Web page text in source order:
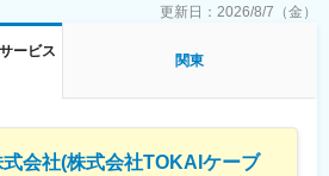
制度充実：社内に専属のカウンセラーがお
働き方など相談できる環境がございます。
。
配属先への勤務に伴う引っ越し費用に関して
更新日： 2026/8/7（金）
ービス
関東
会社(株式会社TOKAIケーブ